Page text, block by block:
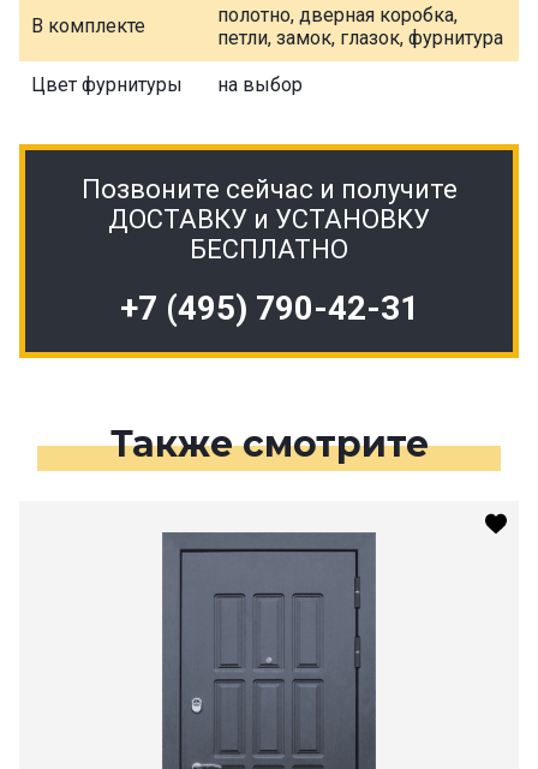
В комплекте
полотно, дверная коробка,
петли, замок, глазок, фурнитура
Цвет фурнитуры на выбор
Позвоните сейчас и получите
ДОСТАВКУ и УСТАНОВКУ
БЕСПЛАТНО
+7 (495) 790-42-31
Также смотрите